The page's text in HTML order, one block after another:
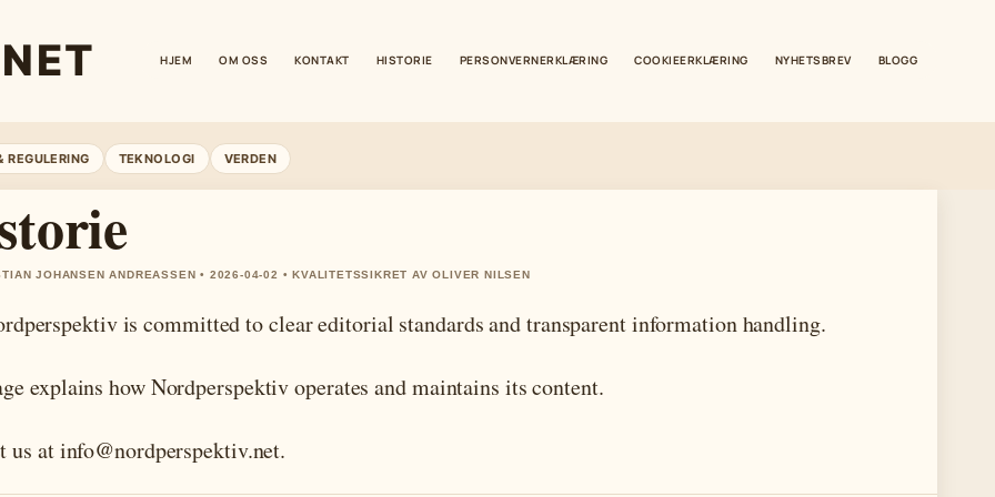
HJEM OM OSS KONTAKT HISTORIE PERSONVERNERKLÆRING COOKIEERKLÆRING NYHETSBREV BLOGG
REGULERING TEKNOLOGI VERDEN
JOHANSEN ANDREASSEN • 2026-04-02 • KVALITETSSIKRET AV OLIVER NILSEN
is committed to clear editorial standards and transparent information handling.
explains how Nordperspektiv operates and maintains its content.
us at info@nordperspektiv.net.